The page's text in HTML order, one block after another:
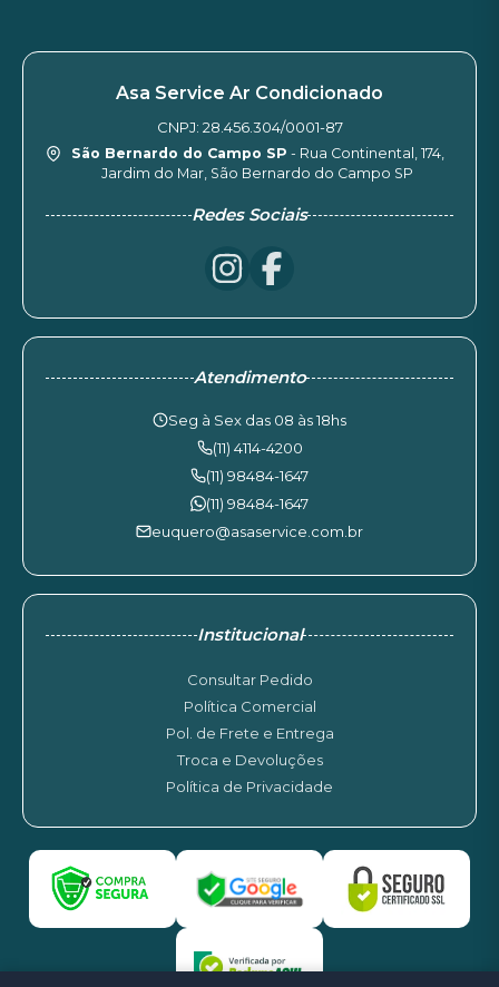
Asa Service Ar Condicionado
CNPJ: 28.456.304/0001-87
São Bernardo do Campo SP - Rua Continental, 174,
Jardim do Mar, São Bernardo do Campo SP
Redes Sociais
Atendimento
Seg à Sex das 08 às 18hs
(11) 4114-4200
(11) 98484-1647
(11) 98484-1647
euquero@asaservice.com.br
Institucional
Consultar Pedido
Política Comercial
Pol. de Frete e Entrega
Troca e Devoluções
Política de Privacidade